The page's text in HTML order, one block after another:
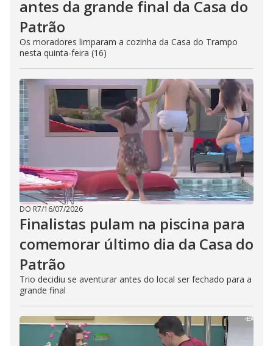
antes da grande final da Casa do
Patrão
Os moradores limparam a cozinha da Casa do Trampo
nesta quinta-feira (16)
DO R7/16/07/2026
Finalistas pulam na piscina para
comemorar último dia da Casa do
Patrão
Trio decidiu se aventurar antes do local ser fechado para a
grande final